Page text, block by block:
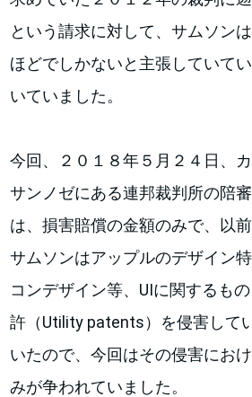
という請求に対して、サムソン
ほどでしかないと主張していて
いていました。
今回、２０１８年５月２４日、
サンノゼにある連邦裁判所の陪
は、損害賠償の金額のみで、以
サムソンはアップルのデザイン
コンデザイン等、UIに関するも
許（Utility patents）を侵害して
いたので、今回はその侵害にお
みが争われていました。